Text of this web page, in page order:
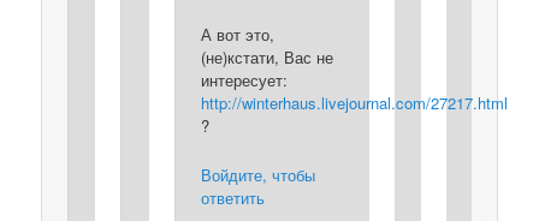
А вот это,
(не)кстати, Вас не
интересует:
http://winterhaus.livejournal.com/27217.html
?
Войдите, чтобы
ответить